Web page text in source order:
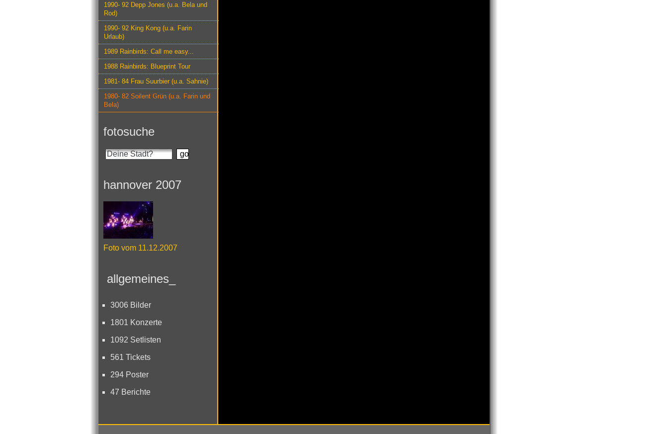
1990- 92 Depp Jones (u.a. Bela und
Rod)
1990- 92 King Kong (u.a. Farin
Urlaub)
1989 Rainbirds: Call me easy...
1988 Rainbirds: Blueprint Tour
1981- 84 Frau Suurbier (u.a. Sahnie)
1980- 82 Soilent Grün (u.a. Farin und
Bela)
fotosuche
hannover 2007
Foto vom 11.12.2007
allgemeines_
3006 Bilder
1801 Konzerte
1092 Setlisten
561 Tickets
294 Poster
47 Berichte